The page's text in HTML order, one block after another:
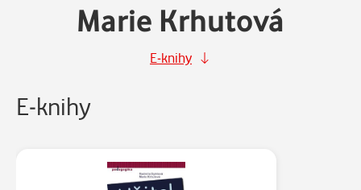
Marie Krhutová
E-knihy
E-knihy